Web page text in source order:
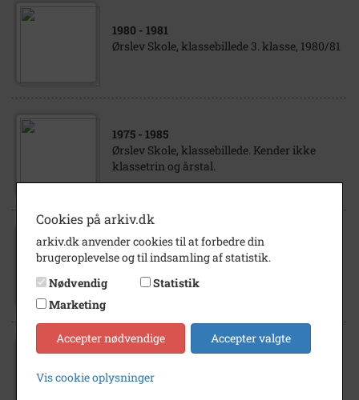
1980 - 1981
Ørslev Skole, klassebillede 3. klasse, 1980/81
1975 - 1985
Ørslev Skole, klassebillede. Kender ikke
klassetrin og årstal.
1988
Ørslev Skole. Klassebillede 1. klasse
november 1988.
1975- 1985
Ørslev Skole, klassebillede. Kender ikke
Cookies på arkiv.dk
arkiv.dk anvender cookies til at forbedre din
brugeroplevelse og til indsamling af statistik.
Nødvendig
Statistik
Marketing
Accepter nødvendige Accepter valgte
Vis cookie oplysninger